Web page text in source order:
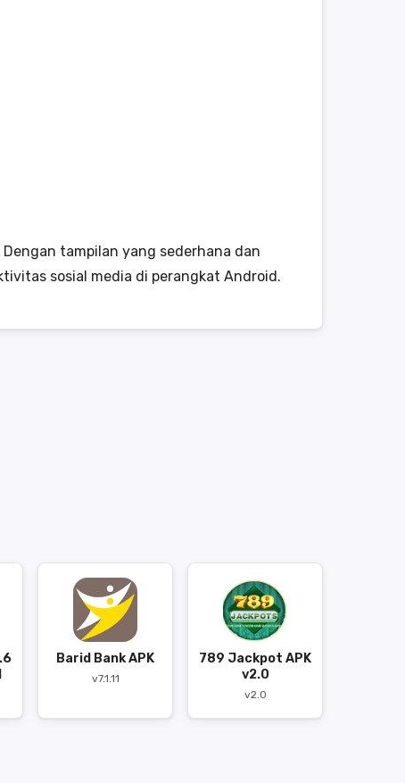
tampilan yang sederhana dan
sosial media di perangkat Android.
Barid Bank APK
v7.1.11
789 Jackpot APK
v2.0
v2.0